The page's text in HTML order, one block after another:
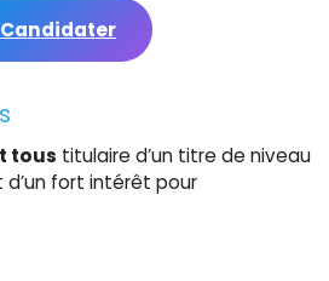
Candidater
tous titulaire d’un titre de niveau
fort intérêt pour